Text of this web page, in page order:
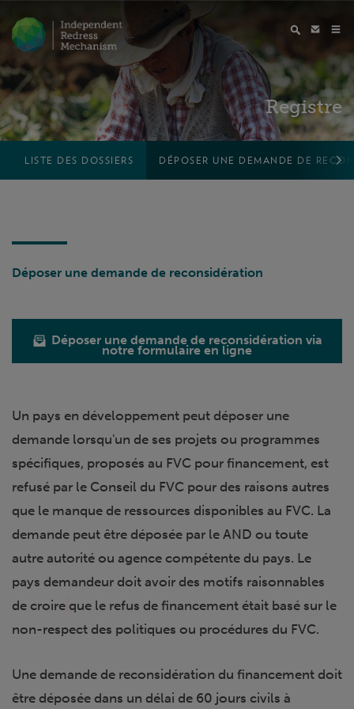
Registre
LISTE DES DOSSIERS DÉPOSER UNE DEMANDE DE
Déposer une demande de reconsidération
Déposer une demande de reconsidération via
notre formulaire en ligne
Un pays en développement peut déposer une
demande lorsqu'un de ses projets ou programmes
spécifiques, proposés au FVC pour financement, est
refusé par le Conseil du FVC pour des raisons autres
que le manque de ressources disponibles au FVC. La
demande peut être déposée par le AND ou toute
autre autorité ou agence compétente du pays. Le
pays demandeur doit avoir des motifs raisonnables
de croire que le refus de financement était basé sur le
non-respect des politiques ou procédures du FVC.
Une demande de reconsidération du financement doit
être déposée dans un délai de 60 jours civils à